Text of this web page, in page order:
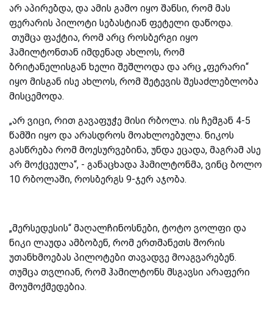
არ აპირებდა, და ამის გამო იყო შანსი, რომ მას
ფერარის პილოტი სებასტიან ფეტელი დაწოდა.
თუმცა ფაქტია, რომ არც როსბერგი იყო
ჰამილტონთან იმდენად ახლოს, რომ
ბრიტანელისგან ხელი შეშლოდა და არც „ფერარი“
იყო მისგან ისე ახლოს, რომ შეტევის შესაძლებლობა
მისცემოდა.
„არ ვიცი, რით გავაფუჭე მისი რბოლა. ის ჩემგან 4-5
წამში იყო და არასდროს მოახლოებულა. ნიკოს
გასწრება რომ მოესურვებინა, უნდა ეცადა, მაგრამ ასე
არ მოქცეულა“, - განაცხადა ჰამილტონმა, ვინც ბოლო
10 რბოლაში, როსბერგს 9-ჯერ აჯობა.
„მერსედესის“ მაღალჩინოსნები, ტოტო ვოლფი და
ნიკი ლაუდა ამბობენ, რომ ერთმანეთს შორის
უთანხმოებას პილოტები თავადვე მოაგვარებენ.
თუმცა თვლიან, რომ ჰამილტონს მსგავსი არაფერი
მოუმოქმედებია.